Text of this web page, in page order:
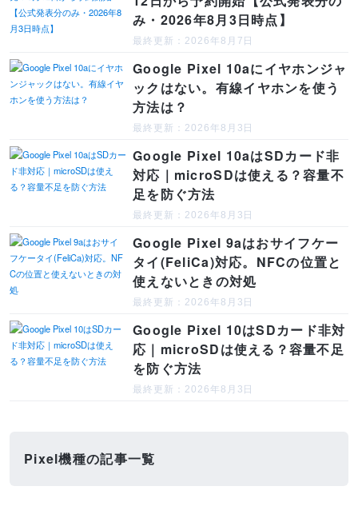
み・2026年8月3日時点】
最終更新：2026年8月7日
Google Pixel 10aにイヤホンジャ
ックはない。有線イヤホンを使う
方法は？
最終更新：2026年8月3日
Google Pixel 10aはSDカード非
対応｜microSDは使える？容量不
足を防ぐ方法
最終更新：2026年8月3日
Google Pixel 9aはおサイフケー
タイ(FeliCa)対応。NFCの位置と
使えないときの対処
最終更新：2026年8月3日
Google Pixel 10はSDカード非対
応｜microSDは使える？容量不足
を防ぐ方法
最終更新：2026年8月3日
Pixel機種の記事一覧